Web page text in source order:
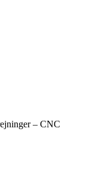
– CNC